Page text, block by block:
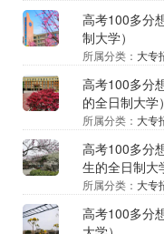
高考100多分
制大学）
所属分类： 大专
高考100多分
的全日制大学）
所属分类： 大专
高考100多分
生的全日制大
所属分类： 大专
高考100多分